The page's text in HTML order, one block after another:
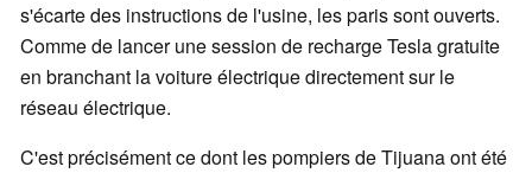
s'écarte des instructions de l'usine, les paris sont ouverts.
Comme de lancer une session de recharge Tesla gratuite
en branchant la voiture électrique directement sur le
réseau électrique.
C'est précisément ce dont les pompiers de Tijuana ont été